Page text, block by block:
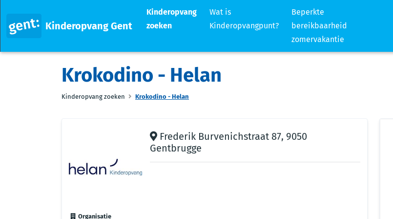
Kinderopvang Gent
Kinderopvang
zoeken
Wat is
Kinderopvangpunt?
Beperkte
bereikbaarheid
zomervakantie
Krokodino - Helan
Kinderopvang zoeken Krokodino - Helan
Frederik Burvenichstraat 87, 9050
Gentbrugge
Organisatie